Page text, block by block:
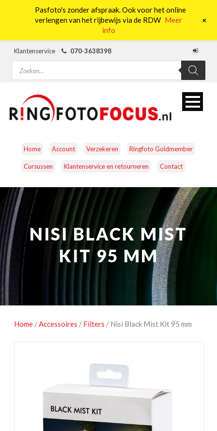
Klantenservice
070-3638398
Producten
zoeken
Home Account Verzekeren Ringfoto Goldmember
Cursussen Klantenservice en retourneren Contact
CAMERA’S OBJECTIEVEN ACCESSOIRES
NATUUROBSERVATIE MEDIA EN ENERGIE
STUDIOFOTOGRAFIE OCCASIONS
NISI BLACK MIST
KIT 95 MM
Home /Accessoires / Filters / Nisi Black Mist Kit 95 mm
Pasfoto's zonder afspraak. Ook voor het online
verlengen van het rijbewijs via de RDW Meer
info
+